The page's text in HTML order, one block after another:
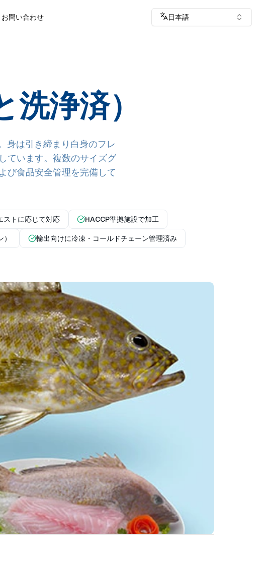
お問い合わせ 日本語
浄済）
身は引き締まり白身のフレ
ています。複数のサイズグ
び食品安全管理を完備して
ストに応じて対応 HACCP準拠施設で加工
輸出向けに冷凍・コールドチェーン管理済み